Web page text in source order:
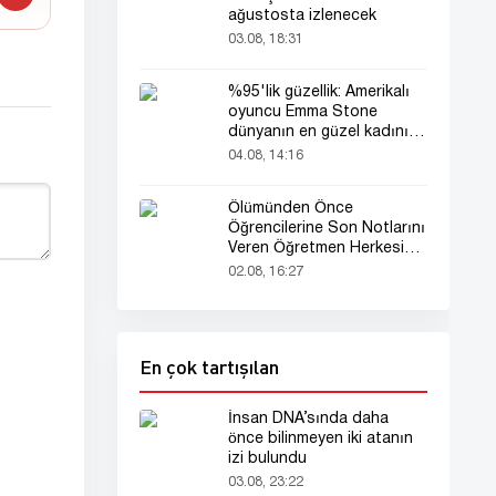
ağustosta izlenecek
03.08, 18:31
%95'lik güzellik: Amerikalı
oyuncu Emma Stone
dünyanın en güzel kadını
seçildi!
04.08, 14:16
Ölümünden Önce
Öğrencilerine Son Notlarını
Veren Öğretmen Herkesi
Derinden Etkiledi
02.08, 16:27
En çok tartışılan
İnsan DNA’sında daha
önce bilinmeyen iki atanın
izi bulundu
03.08, 23:22